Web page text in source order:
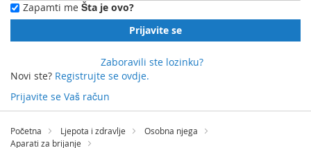
Zapamti me Šta je ovo?
Prijavite se
Zaboravili ste lozinku?
Novi ste? Registrujte se ovdje.
Prijavite se Vaš račun
Preskočite
sadržaj
Početna Ljepota i zdravlje
Osobna njega
Aparati za brijanje